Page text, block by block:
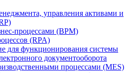
управления активами и
процессами (BPM)
(RPA)
для функционирования системы
документооборота
процессами (MES)